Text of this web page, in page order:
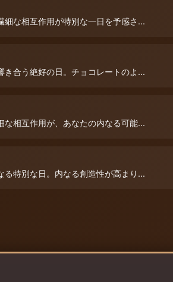
細な相互作用が特別な一日を予感さ...
き合う絶好の日。チョコレートのよ...
な相互作用が、あなたの内なる可能...
る特別な日。内なる創造性が高まり...